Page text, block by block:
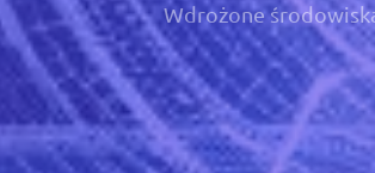
Wdrożone